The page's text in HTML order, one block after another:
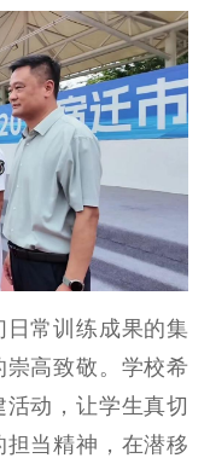
影市场
习在线
称评审
作品著作权
登记服务
常训练成果的集
高致敬。学校希
动，让学生真切
当精神，在潜移